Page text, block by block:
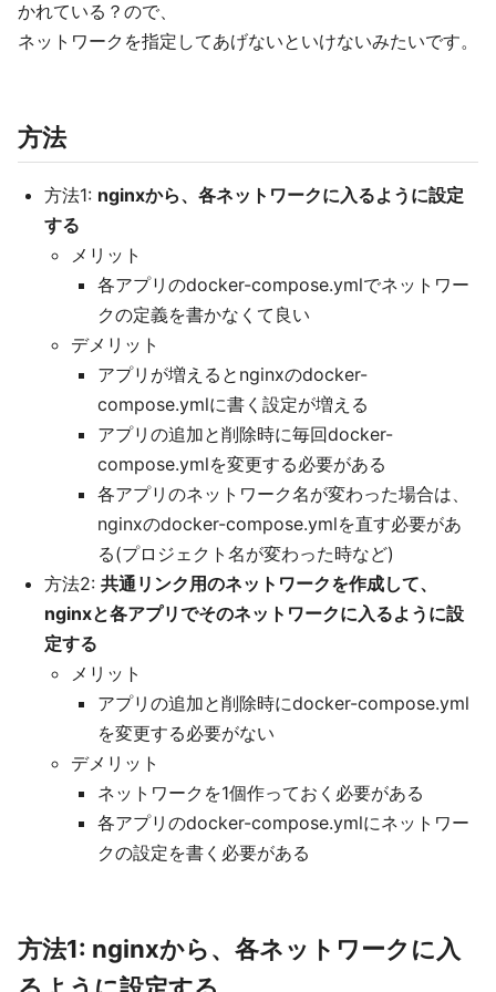
かれている？ので、
ネットワークを指定してあげないといけないみたいです。
方法
方法1: nginxから、各ネットワークに入るように設定
する
メリット
各アプリのdocker-compose.ymlでネットワー
クの定義を書かなくて良い
デメリット
アプリが増えるとnginxのdocker-
compose.ymlに書く設定が増える
アプリの追加と削除時に毎回docker-
compose.ymlを変更する必要がある
各アプリのネットワーク名が変わった場合は、
nginxのdocker-compose.ymlを直す必要があ
る(プロジェクト名が変わった時など)
方法2: 共通リンク用のネットワークを作成して、
nginxと各アプリでそのネットワークに入るように設
定する
メリット
アプリの追加と削除時にdocker-compose.yml
を変更する必要がない
デメリット
ネットワークを1個作っておく必要がある
各アプリのdocker-compose.ymlにネットワー
クの設定を書く必要がある
方法1: nginxから、各ネットワークに入